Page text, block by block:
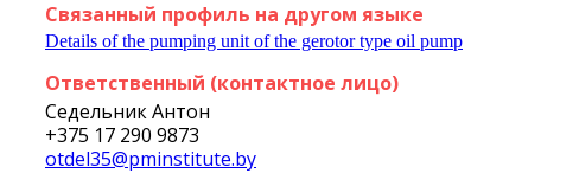
Связанный профиль на другом языке
Details of the pumping unit of the gerotor type oil pump
Ответственный (контактное лицо)
Седельник Антон
+375 17 290 9873
otdel35@pminstitute.by